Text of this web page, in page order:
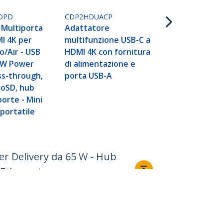
4K per
Air - USB
Power
through,
hub
- Mini
portatile
CDP2HDUACP
Adattatore
multifunzione USB-C a
HDMI 4K con fornitura
di alimentazione e
porta USB-A
Delivery da 65 W - Hub